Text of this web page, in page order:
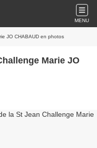
MENU
JO CHABAUD en photos
Marie JO